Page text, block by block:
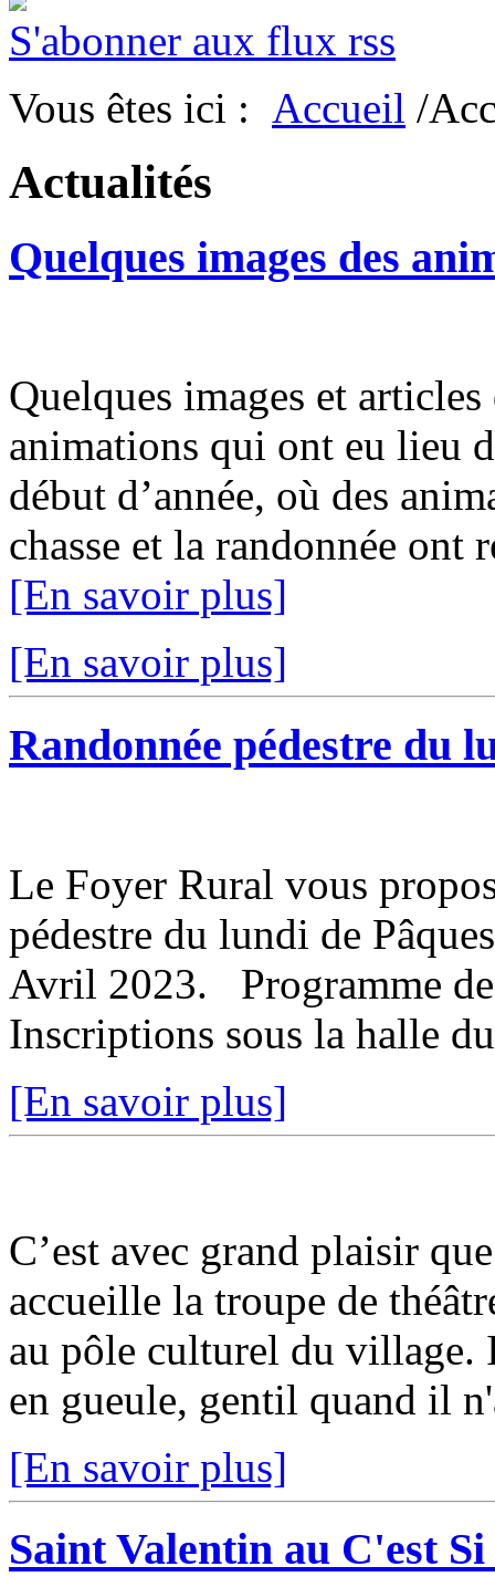
S'abonner aux flux rss
Vous êtes ici : Accueil /
Actualités
Quelques images des
Quelques images et
animations qui ont eu lieu
début d’année, où des
chasse et la randonnée ont
[En savoir plus]
[En savoir plus]
Randonnée pédestre du
Le Foyer Rural vous
pédestre du lundi de
Avril 2023. Programme
Inscriptions sous la halle
[En savoir plus]
C’est avec grand plaisir
accueille la troupe de
au pôle culturel du village.
en gueule, gentil quand il
[En savoir plus]
Saint Valentin au C'est